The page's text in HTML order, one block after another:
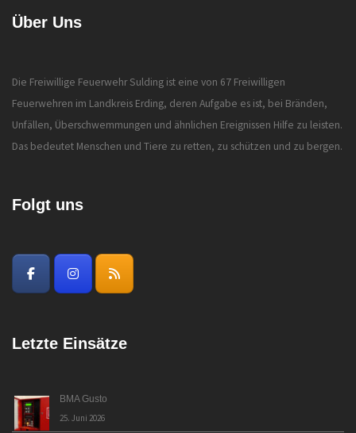
Über Uns
Die Freiwillige Feuerwehr Sulding ist eine von 67 Freiwilligen
Feuerwehren im Landkreis Erding, deren Aufgabe es ist, bei Bränden,
Unfällen, Überschwemmungen und ähnlichen Ereignissen Hilfe zu leisten.
Das bedeutet Menschen und Tiere zu retten, zu schützen und zu bergen.
Folgt uns
Letzte Einsätze
BMA Gusto
25. Juni 2026